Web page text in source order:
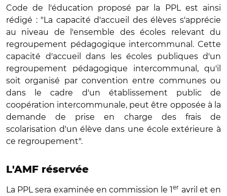
Code de l'éducation proposé par la PPL est ainsi
rédigé : "La capacité d'accueil des élèves s'apprécie
au niveau de l'ensemble des écoles relevant du
regroupement pédagogique intercommunal. Cette
capacité d'accueil dans les écoles publiques d'un
regroupement pédagogique intercommunal, qu'il
soit organisé par convention entre communes ou
dans le cadre d'un établissement public de
coopération intercommunale, peut être opposée à la
demande de prise en charge des frais de
scolarisation d'un élève dans une école extérieure à
ce regroupement".
L'AMF réservée
La PPL sera examinée en commission le 1er avril et en